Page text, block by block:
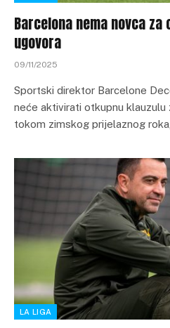
Barcelona nema novca za
ugovora
09/11/2025
Sportski direktor Barcelone
neće aktivirati otkupnu klauzulu
tokom zimskog prijelaznog
LA LIGA